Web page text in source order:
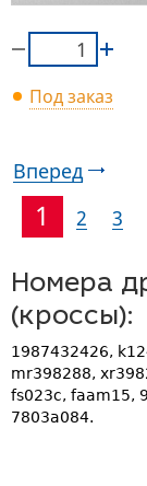
Под заказ
Вперед
1 2 3
Номера
(кроссы):
1987432426,
mr398288,
fs023c, faam15,
7803a084.